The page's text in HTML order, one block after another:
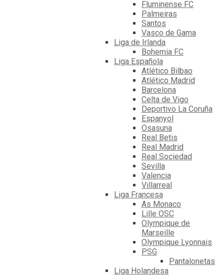
Fluminense FC
Palmeiras
Santos
Vasco de Gama
Liga de Irlanda
Bohemia FC
Liga Española
Atlético Bilbao
Atlético Madrid
Barcelona
Celta de Vigo
Deportivo La Coruña
Espanyol
Osasuna
Real Betis
Real Madrid
Real Sociedad
Sevilla
Valencia
Villarreal
Liga Francesa
As Monaco
Lille OSC
Olympique de
Marseille
Olympique Lyonnais
PSG
Pantalonetas
Liga Holandesa